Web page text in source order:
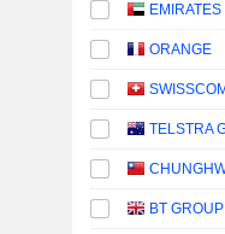
ORANGE
TELSTRA
BT